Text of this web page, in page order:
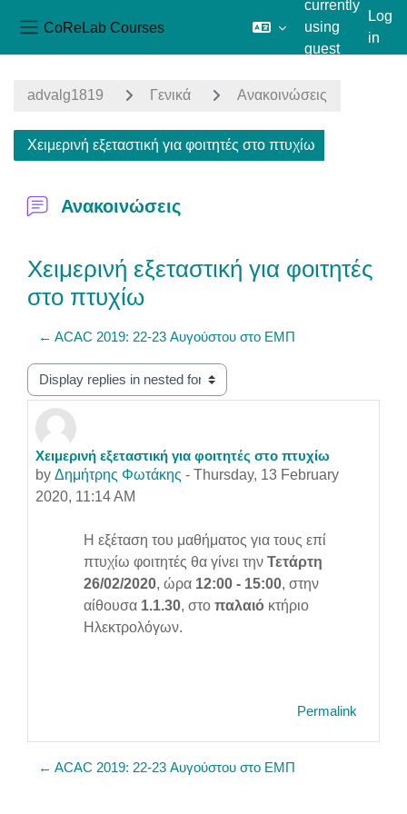
CoReLab Courses
currently
using
guest
Log
in
advalg1819 Γενικά Ανακοινώσεις
Χειμερινή εξεταστική για φοιτητές στο πτυχίω
Ανακοινώσεις
Χειμερινή εξεταστική για φοιτητές
στο πτυχίω
← ACAC 2019: 22-23 Αυγούστου στο ΕΜΠ
Display mode
Χειμερινή εξεταστική για φοιτητές στο πτυχίω
by Δημήτρης Φωτάκης - Thursday, 13 February
2020, 11:14 AM
Number of replies: 0
Η εξέταση του μαθήματος για τους επί
πτυχίω φοιτητές θα γίνει την Τετάρτη
26/02/2020, ώρα 12:00 - 15:00, στην
αίθουσα 1.1.30, στο παλαιό κτήριο
Ηλεκτρολόγων.
Permalink
← ACAC 2019: 22-23 Αυγούστου στο ΕΜΠ